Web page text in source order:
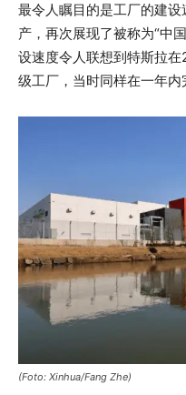
最令人瞩目的是工厂的建
产，再次展现了被称为“中
设速度令人联想到特斯拉
级工厂，当时同样在一年内
(Foto: Xinhua/Fang Zhe)